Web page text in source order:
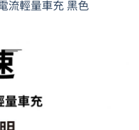
流輕量車充 黑色